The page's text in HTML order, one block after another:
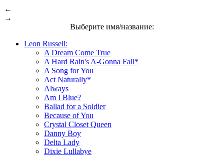
←
→
Выберите имя/название:
Leon Russell:
A Dream Come True
A Hard Rain's A-Gonna Fall*
A Song for You
Act Naturally*
Always
Am I Blue?
Ballad for a Soldier
Because of You
Crystal Closet Queen
Danny Boy
Delta Lady
Dixie Lullabye